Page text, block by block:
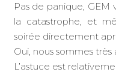
Pas de panique, GEM
la catastrophe, et
soirée directement
Oui, nous sommes très
L’astuce est